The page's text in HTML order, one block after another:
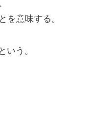
を意味する。
いう。